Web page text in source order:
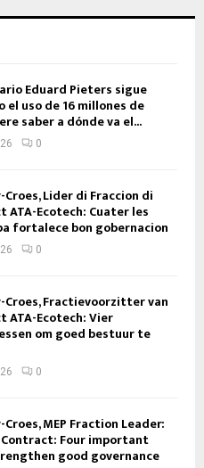
Eduard Pieters sigue
el uso de 16 millones de
saber a dónde va el...
0
Croes, Lider di Fraccion di
ATA-Ecotech: Cuater les
fortalece bon gobernacion
0
Croes, Fractievoorzitter van
ATA-Ecotech: Vier
om goed bestuur te
0
Croes, MEP Fraction Leader:
Contract: Four important
good governance